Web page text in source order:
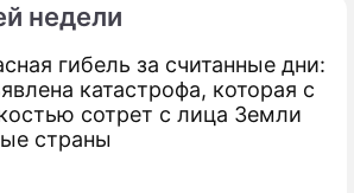
недели
гибель за считанные дни:
катастрофа, которая с
сотрет с лица Земли
страны
"Амурская
лучшие фильмы и